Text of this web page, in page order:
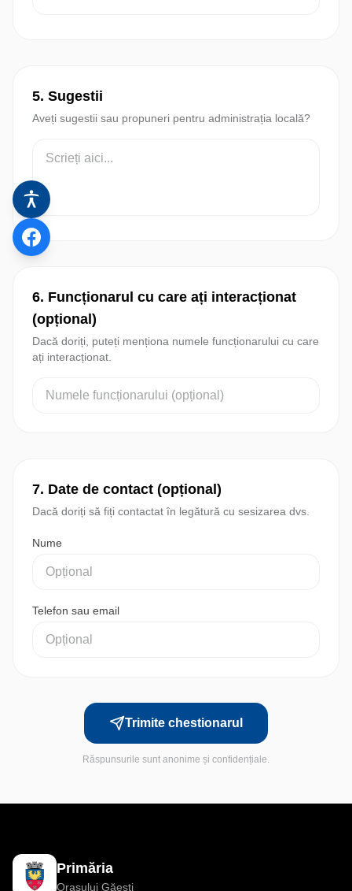
5. Sugestii
Aveți sugestii sau propuneri pentru administrația locală?
6. Funcționarul cu care ați interacționat
(opțional)
Dacă doriți, puteți menționa numele funcționarului cu care
ați interacționat.
7. Date de contact (opțional)
Dacă doriți să fiți contactat în legătură cu sesizarea dvs.
Nume
Telefon sau email
Trimite chestionarul
Răspunsurile sunt anonime și confidențiale.
Primăria
Orașului Găești